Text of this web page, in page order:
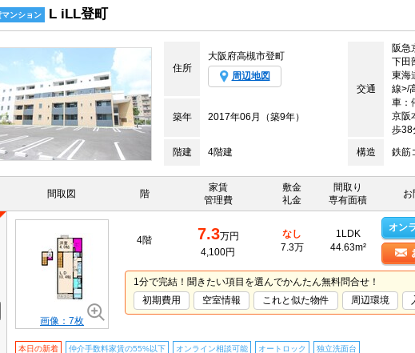
マンション L iLL登町
住所
大阪府高槻市登町
周辺地図
交通
阪急
下田
東海
線>/
車：
京阪
歩38
築年 2017年06月（築9年）
階建 4階建 構造 鉄筋
間取図 階
家賃
管理費
敷金
礼金
間取り
専有面積
お
画像：7枚
4階 7.3万円
4,100円
なし
7.3万
1LDK
44.63m²
オン
1分で完結！聞きたい項目を選んでかんたん無料問合せ！
初期費用
空室情報 これと似た物件 周辺環境
本日の新着 仲介手数料家賃の55%以下 オンライン相談可能 オートロック 独立洗面台